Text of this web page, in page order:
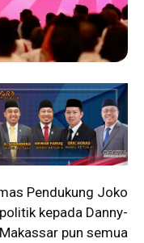
Pendukung Joko
kepada Danny-
pun semua